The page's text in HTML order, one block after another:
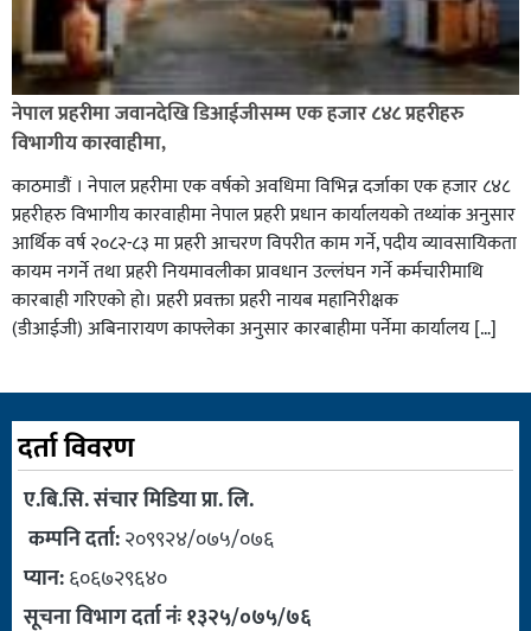
नेपाल प्रहरीमा जवानदेखि डिआईजीसम्म एक हजार ८४८ प्रहरीहरु
विभागीय कारवाहीमा,
काठमाडौं । नेपाल प्रहरीमा एक वर्षको अवधिमा विभिन्न दर्जाका एक हजार ८४८
प्रहरीहरु विभागीय कारवाहीमा नेपाल प्रहरी प्रधान कार्यालयको तथ्यांक अनुसार
आर्थिक वर्ष २०८२-८३ मा प्रहरी आचरण विपरीत काम गर्ने, पदीय व्यावसायिकता
कायम नगर्ने तथा प्रहरी नियमावलीका प्रावधान उल्लंघन गर्ने कर्मचारीमाथि
कारबाही गरिएको हो। प्रहरी प्रवक्ता प्रहरी नायब महानिरीक्षक
(डीआईजी) अबिनारायण काफ्लेका अनुसार कारबाहीमा पर्नेमा कार्यालय […]
दर्ता विवरण
ए.बि.सि. संचार मिडिया प्रा. लि.
कम्पनि दर्ता:२०९९२४/०७५/०७६
प्यान:६०६७२९६४०
सूचना विभाग दर्ता नंः १३२५/०७५/७६